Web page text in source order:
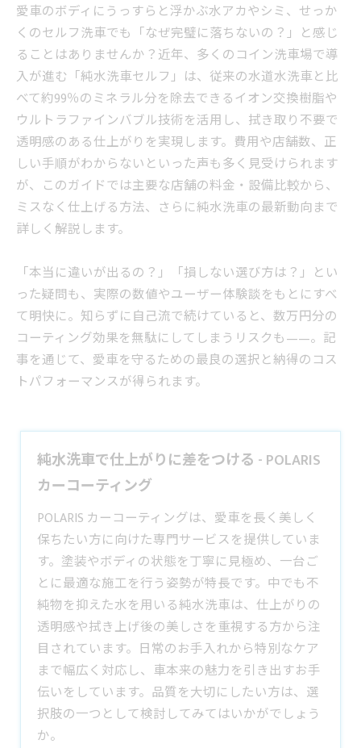
愛車のボディにうっすらと浮かぶ水アカやシミ、せっか
くのセルフ洗車でも「なぜ完璧に落ちないの？」と感じ
ることはありませんか？近年、多くのコイン洗車場で導
入が進む「純水洗車セルフ」は、従来の水道水洗車と比
べて約99％のミネラル分を除去できるイオン交換樹脂や
ウルトラファインバブル技術を活用し、拭き取り不要で
透明感のある仕上がりを実現します。費用や店舗数、正
しい手順がわからないといった声も多く見受けられます
が、このガイドでは主要な店舗の料金・設備比較から、
ミスなく仕上げる方法、さらに純水洗車の最新動向まで
詳しく解説します。
「本当に違いが出るの？」「損しない選び方は？」とい
った疑問も、実際の数値やユーザー体験談をもとにすべ
て明快に。知らずに自己流で続けていると、数万円分の
コーティング効果を無駄にしてしまうリスクも——。記
事を通じて、愛車を守るための最良の選択と納得のコス
トパフォーマンスが得られます。
純水洗車で仕上がりに差をつける - POLARIS
カーコーティング
POLARIS カーコーティングは、愛車を長く美しく
保ちたい方に向けた専門サービスを提供していま
す。塗装やボディの状態を丁寧に見極め、一台ご
とに最適な施工を行う姿勢が特長です。中でも不
純物を抑えた水を用いる純水洗車は、仕上がりの
透明感や拭き上げ後の美しさを重視する方から注
目されています。日常のお手入れから特別なケア
まで幅広く対応し、車本来の魅力を引き出すお手
伝いをしています。品質を大切にしたい方は、選
択肢の一つとして検討してみてはいかがでしょう
か。